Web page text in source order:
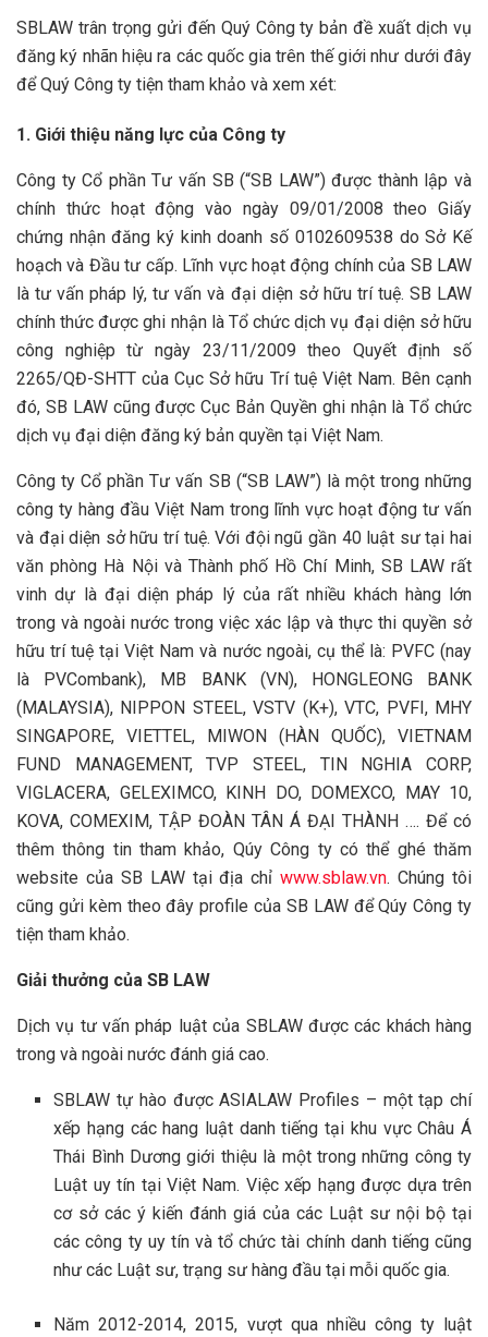
SBLAW trân trọng gửi đến Quý Công ty bản đề xuất dịch vụ
đăng ký nhãn hiệu ra các quốc gia trên thế giới như dưới đây
để Quý Công ty tiện tham khảo và xem xét:
1. Giới thiệu năng lực của Công ty
Công ty Cổ phần Tư vấn SB (“SB LAW”) được thành lập và
chính thức hoạt động vào ngày 09/01/2008 theo Giấy
chứng nhận đăng ký kinh doanh số 0102609538 do Sở Kế
hoạch và Đầu tư cấp. Lĩnh vực hoạt động chính của SB LAW
là tư vấn pháp lý, tư vấn và đại diện sở hữu trí tuệ. SB LAW
chính thức được ghi nhận là Tổ chức dịch vụ đại diện sở hữu
công nghiệp từ ngày 23/11/2009 theo Quyết định số
2265/QĐ-SHTT của Cục Sở hữu Trí tuệ Việt Nam. Bên cạnh
đó, SB LAW cũng được Cục Bản Quyền ghi nhận là Tổ chức
dịch vụ đại diện đăng ký bản quyền tại Việt Nam.
Công ty Cổ phần Tư vấn SB (“SB LAW”) là một trong những
công ty hàng đầu Việt Nam trong lĩnh vực hoạt động tư vấn
và đại diện sở hữu trí tuệ. Với đội ngũ gần 40 luật sư tại hai
văn phòng Hà Nội và Thành phố Hồ Chí Minh, SB LAW rất
vinh dự là đại diện pháp lý của rất nhiều khách hàng lớn
trong và ngoài nước trong việc xác lập và thực thi quyền sở
hữu trí tuệ tại Việt Nam và nước ngoài, cụ thể là: PVFC (nay
là PVCombank), MB BANK (VN), HONGLEONG BANK
(MALAYSIA), NIPPON STEEL, VSTV (K+), VTC, PVFI, MHY
SINGAPORE, VIETTEL, MIWON (HÀN QUỐC), VIETNAM
FUND MANAGEMENT, TVP STEEL, TIN NGHIA CORP,
VIGLACERA, GELEXIMCO, KINH DO, DOMEXCO, MAY 10,
KOVA, COMEXIM, TẬP ĐOÀN TÂN Á ĐẠI THÀNH …. Để có
thêm thông tin tham khảo, Qúy Công ty có thể ghé thăm
website của SB LAW tại địa chỉwww.sblaw.vn. Chúng tôi
cũng gửi kèm theo đây profile của SB LAW để Qúy Công ty
tiện tham khảo.
Giải thưởng của SB LAW
Dịch vụ tư vấn pháp luật của SBLAW được các khách hàng
trong và ngoài nước đánh giá cao.
SBLAW tự hào được ASIALAW Profiles – một tạp chí
xếp hạng các hang luật danh tiếng tại khu vực Châu Á
Thái Bình Dương giới thiệu là một trong những công ty
Luật uy tín tại Việt Nam. Việc xếp hạng được dựa trên
cơ sở các ý kiến đánh giá của các Luật sư nội bộ tại
các công ty uy tín và tổ chức tài chính danh tiếng cũng
như các Luật sư, trạng sư hàng đầu tại mỗi quốc gia.
Năm 2012-2014, 2015, vượt qua nhiều công ty luật